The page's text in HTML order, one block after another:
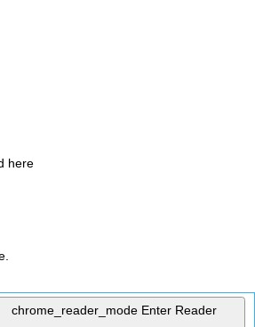
here
chrome_reader_mode Enter Reader